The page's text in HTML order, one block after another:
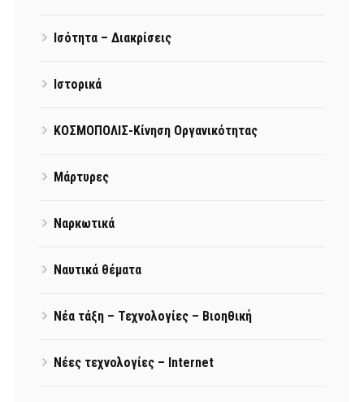
Ισότητα – Διακρίσεις
Ιστορικά
ΚΟΣΜΟΠΟΛΙΣ-Κίνηση Οργανικότητας
Μάρτυρες
Ναρκωτικά
Ναυτικά θέματα
Νέα τάξη – Τεχνολογίες – Βιοηθική
Νέες τεχνολογίες – Internet